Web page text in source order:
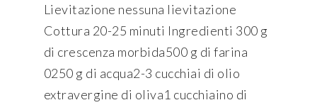
Lievitazione nessuna lievitazione
Cottura 20-25 minuti Ingredienti 300 g
di crescenza morbida500 g di farina
0250 g di acqua2-3 cucchiai di olio
extravergine di oliva1 cucchiaino di